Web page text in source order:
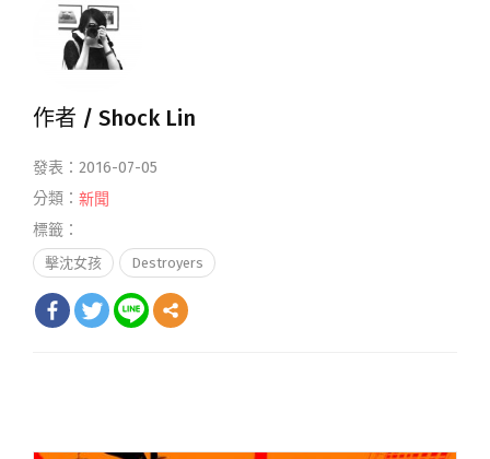
作者 / Shock Lin
發表：2016-07-05
分類： 新聞
標籤：
擊沈女孩 Destroyers